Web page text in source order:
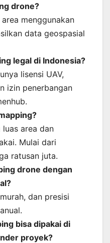
drone?
menggunakan
data geospasial
legal di Indonesia?
lisensi UAV,
izin penerbangan
area dan
Mulai dari
ratusan juta.
drone dengan
dan presisi
bisa dipakai di
proyek?